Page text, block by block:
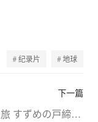
# 纪录片 # 地球
下一篇
铃芽之旅 すずめの戸締まり